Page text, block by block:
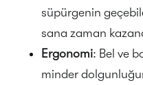
süpürgenin
sana zaman
Ergonomi: Bel ve
minder